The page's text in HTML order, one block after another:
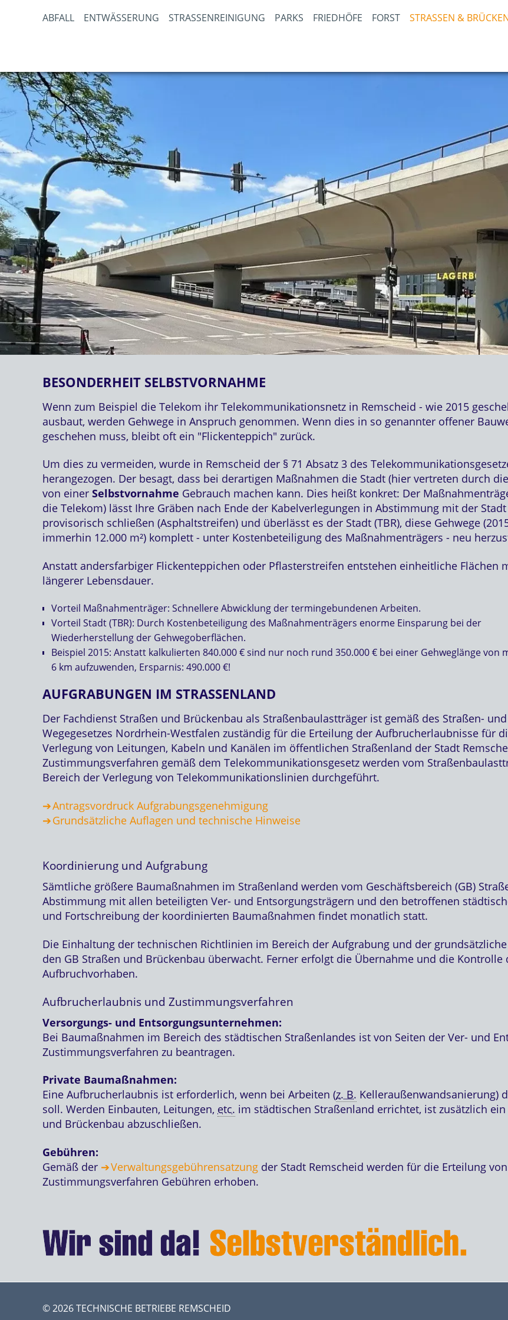
ABFALL ENTWÄSSERUNG STRASSENREINIGUNG PARKS FRIEDHÖFE FORST STRASSEN & BRÜCKEN
BESONDERHEIT SELBSTVORNAHME
Wenn zum Beispiel die Telekom ihr Telekommunikationsnetz in Remscheid - wie 2015
ausbaut, werden Gehwege in Anspruch genommen. Wenn dies in so genannter offener
geschehen muss, bleibt oft ein "Flickenteppich" zurück.
Um dies zu vermeiden, wurde in Remscheid der § 71 Absatz 3 des
herangezogen. Der besagt, dass bei derartigen Maßnahmen die Stadt (hier vertreten durch
von einer Selbstvornahme Gebrauch machen kann. Dies heißt konkret: Der
die Telekom) lässt Ihre Gräben nach Ende der Kabelverlegungen in Abstimmung mit der
provisorisch schließen (Asphaltstreifen) und überlässt es der Stadt (TBR), diese Gehwege
immerhin 12.000 m²) komplett - unter Kostenbeteiligung des Maßnahmenträgers - neu
Anstatt andersfarbiger Flickenteppichen oder Pflasterstreifen entstehen einheitliche Flächen
längerer Lebensdauer.
Vorteil Maßnahmenträger: Schnellere Abwicklung der termingebundenen Arbeiten.
Vorteil Stadt (TBR): Durch Kostenbeteiligung des Maßnahmenträgers enorme Einsparung bei der
Wiederherstellung der Gehwegoberflächen.
Beispiel 2015: Anstatt kalkulierten 840.000 € sind nur noch rund 350.000 € bei einer Gehweglänge von
6 km aufzuwenden, Ersparnis: 490.000 €!
AUFGRABUNGEN IM STRASSENLAND
Der Fachdienst Straßen und Brückenbau als Straßenbaulastträger ist gemäß des Straßen- und
Wegegesetzes Nordrhein-Westfalen zuständig für die Erteilung der Aufbrucherlaubnisse für
Verlegung von Leitungen, Kabeln und Kanälen im öffentlichen Straßenland der Stadt
Zustimmungsverfahren gemäß dem Telekommunikationsgesetz werden vom
Bereich der Verlegung von Telekommunikationslinien durchgeführt.
Antragsvordruck Aufgrabungsgenehmigung
Grundsätzliche Auflagen und technische Hinweise
Koordinierung und Aufgrabung
Sämtliche größere Baumaßnahmen im Straßenland werden vom Geschäftsbereich (GB)
Abstimmung mit allen beteiligten Ver- und Entsorgungsträgern und den betroffenen
und Fortschreibung der koordinierten Baumaßnahmen findet monatlich statt.
Die Einhaltung der technischen Richtlinien im Bereich der Aufgrabung und der
den GB Straßen und Brückenbau überwacht. Ferner erfolgt die Übernahme und die
Aufbruchvorhaben.
Aufbrucherlaubnis und Zustimmungsverfahren
Versorgungs- und Entsorgungsunternehmen:
Bei Baumaßnahmen im Bereich des städtischen Straßenlandes ist von Seiten der Ver- und
Zustimmungsverfahren zu beantragen.
Private Baumaßnahmen:
Eine Aufbrucherlaubnis ist erforderlich, wenn bei Arbeiten (z. B. Kelleraußenwandsanierung)
soll. Werden Einbauten, Leitungen, etc. im städtischen Straßenland errichtet, ist zusätzlich
und Brückenbau abzuschließen.
Gebühren:
Gemäß der
Verwaltungsgebührensatzung der Stadt Remscheid werden für die Erteilung
Zustimmungsverfahren Gebühren erhoben.
© 2026 TECHNISCHE BETRIEBE REMSCHEID